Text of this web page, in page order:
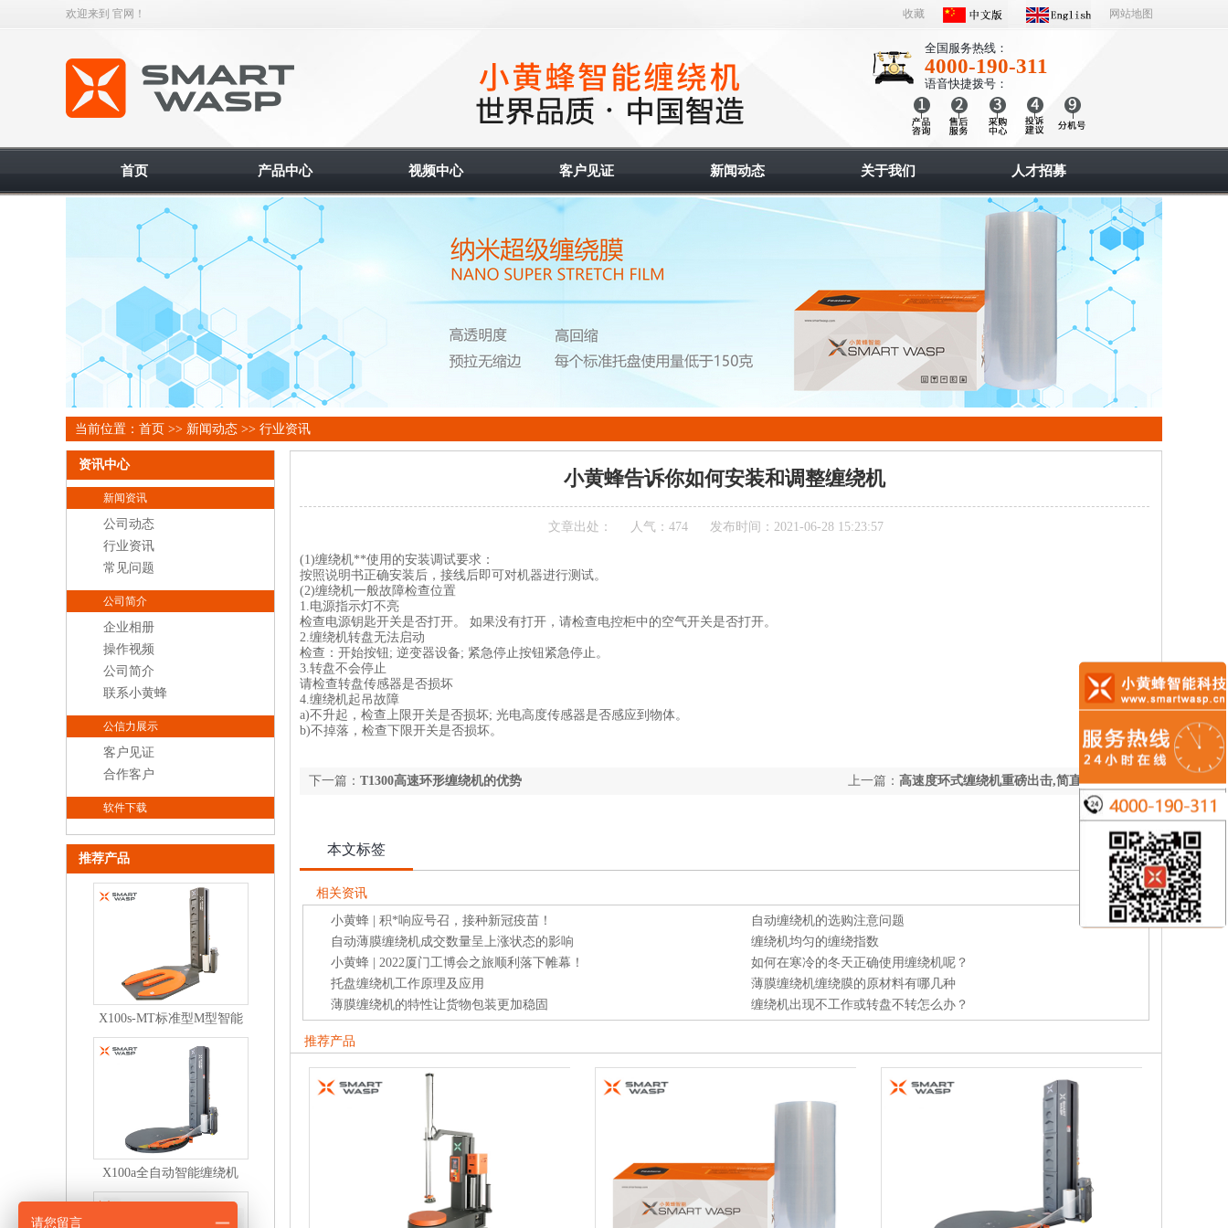
收藏 网站地图
欢迎来到 官网！
智能缠绕机
全国服务热线：
4000-190-311
语音快捷拨号：
首页 产品中心 视频中心 客户见证 新闻动态 关于我们 人才招募
当前位置： 首页 >> 新闻动态 >> 行业资讯
小黄蜂告诉你如何安装和调整缠绕机
文章出处： 人气：474 发布时间：2021-06-28 15:23:57
(1)缠绕机**使用的安装调试要求：
按照说明书正确安装后，接线后即可对机器进行测试。
(2)缠绕机一般故障检查位置
1.电源指示灯不亮
检查电源钥匙开关是否打开。 如果没有打开，请检查电控柜中的空气开关是否打开。
2.缠绕机转盘无法启动
检查：开始按钮; 逆变器设备; 紧急停止按钮紧急停止。
3.转盘不会停止
请检查转盘传感器是否损坏
4.缠绕机起吊故障
a)不升起，检查上限开关是否损坏; 光电高度传感器是否感应到物体。
b)不掉落，检查下限开关是否损坏。
上一篇： 高速度环式缠绕机重磅出击,简直****！
下一篇： T1300高速环形缠绕机的优势
本文标签
相关资讯
小黄蜂 | 积*响应号召，接种新冠疫苗！
自动缠绕机的选购注意问题
自动薄膜缠绕机成交数量呈上涨状态的影响
缠绕机均匀的缠绕指数
小黄蜂 | 2022厦门工博会之旅顺利落下帷幕！
如何在寒冷的冬天正确使用缠绕机呢？
托盘缠绕机工作原理及应用
薄膜缠绕机缠绕膜的原材料有哪几种
薄膜缠绕机的特性让货物包装更加稳固
缠绕机出现不工作或转盘不转怎么办？
推荐产品
资讯中心
新闻资讯
公司动态
行业资讯
常见问题
公司简介
企业相册
操作视频
公司简介
联系小黄蜂
公信力展示
客户见证
合作客户
软件下载
推荐产品
X100s-MT标准型M型智能
缠绕机
X100a全自动智能缠绕机
请您留言